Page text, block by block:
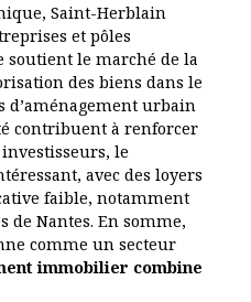
Saint-Herblain
et pôles
soutient le marché de la
des biens dans le
d’aménagement urbain
contribuent à renforcer
le
avec des loyers
faible, notamment
de Nantes. En somme,
comme un secteur
immobilier combine